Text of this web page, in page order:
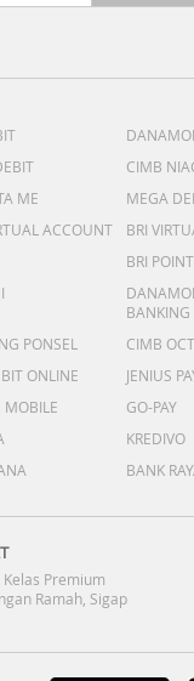
CIMB
ME
MEGA
ACCOUNT
BRI
BRI POINT
BANKING
PONSEL
CIMB
ONLINE
JENIUS
MOBILE
GO-PAY
KREDIVO
BANK
Premium
Ramah, Sigap